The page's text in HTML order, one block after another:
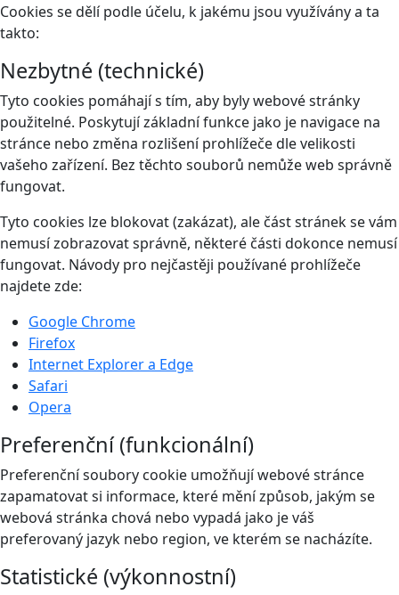
Cookies se dělí podle účelu, k jakému jsou využívány a ta
takto:
Nezbytné (technické)
Tyto cookies pomáhají s tím, aby byly webové stránky
použitelné. Poskytují základní funkce jako je navigace na
stránce nebo změna rozlišení prohlížeče dle velikosti
vašeho zařízení. Bez těchto souborů nemůže web správně
fungovat.
Tyto cookies lze blokovat (zakázat), ale část stránek se vám
nemusí zobrazovat správně, některé části dokonce nemusí
fungovat. Návody pro nejčastěji používané prohlížeče
najdete zde:
Google Chrome
Firefox
Internet Explorer a Edge
Safari
Opera
Preferenční (funkcionální)
Preferenční soubory cookie umožňují webové stránce
zapamatovat si informace, které mění způsob, jakým se
webová stránka chová nebo vypadá jako je váš
preferovaný jazyk nebo region, ve kterém se nacházíte.
Statistické (výkonnostní)